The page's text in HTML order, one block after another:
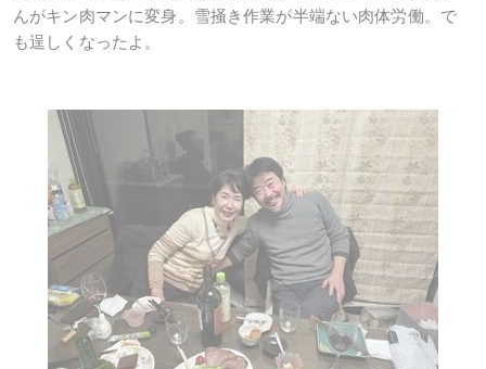
んがキン肉マンに変身。雪掻き作業が半端ない肉体労働。で
も逞しくなったよ。